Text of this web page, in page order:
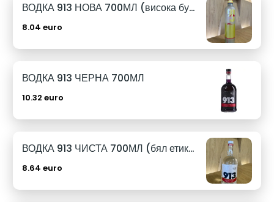
ВОДКА 913 НОВА 700МЛ (висока бутилка)
8.04 euro
ВОДКА 913 ЧЕРНА 700МЛ
10.32 euro
ВОДКА 913 ЧИСТА 700МЛ (бял етикет)
8.64 euro